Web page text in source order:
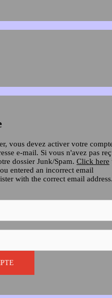
vous devez activer votre
e-mail. Si vous n'avez pas
dossier Junk/Spam. Click here
entered an incorrect email
with the correct email